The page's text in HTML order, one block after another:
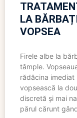
LA
VOPSEA
Firele albe la
tâmple.
rădăcina imediat
vopsească la
discretă și mai
părul cărunt